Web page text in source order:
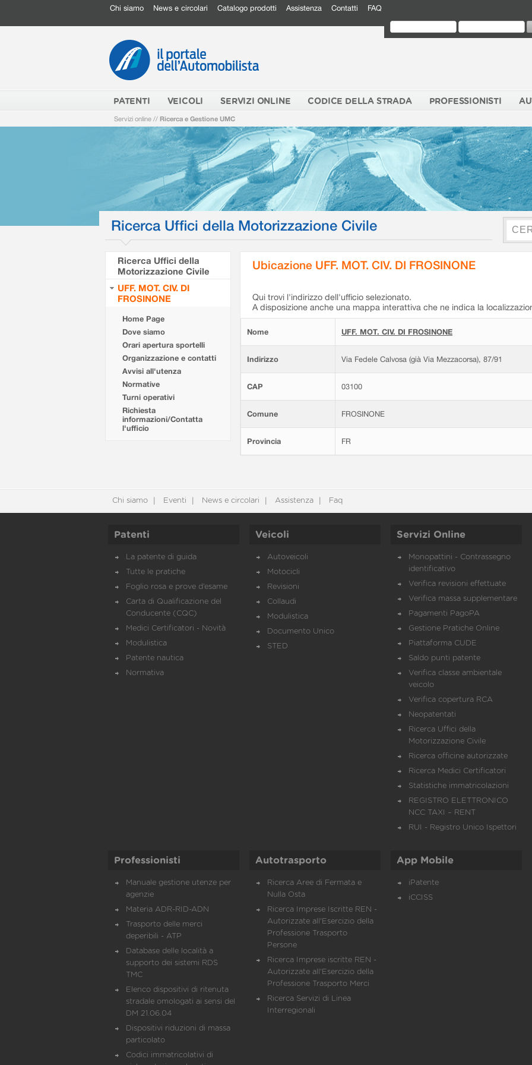
Chi siamo News e circolari Catalogo prodotti Assistenza Contatti FAQ
PATENTI VEICOLI SERVIZI ONLINE CODICE DELLA STRADA PROFESSIONISTI
Servizi online // Ricerca e Gestione UMC
Ricerca Uffici della Motorizzazione Civile
Ricerca Uffici della
Motorizzazione Civile
UFF. MOT. CIV. DI
FROSINONE
Home Page
Dove siamo
Orari apertura sportelli
Organizzazione e contatti
Avvisi all'utenza
Normative
Turni operativi
Richiesta
informazioni/Contatta
l'ufficio
Ubicazione UFF. MOT. CIV. DI FROSINONE
Qui trovi l'indirizzo dell'ufficio selezionato.
A disposizione anche una mappa interattiva che ne indica la
Nome UFF. MOT. CIV. DI FROSINONE
Indirizzo Via Fedele Calvosa (già Via Mezzacorsa), 87/91
CAP 03100
Comune FROSINONE
Provincia FR
Chi siamo Eventi News e circolari Assistenza Faq
Patenti
La patente di guida
Tutte le pratiche
Foglio rosa e prove d’esame
Carta di Qualificazione del
Conducente (CQC)
Medici Certificatori - Novità
Modulistica
Patente nautica
Normativa
Veicoli
Autoveicoli
Motocicli
Revisioni
Collaudi
Modulistica
Documento Unico
STED
Servizi Online
Monopattini - Contrassegno
identificativo
Verifica revisioni effettuate
Verifica massa supplementare
Pagamenti PagoPA
Gestione Pratiche Online
Piattaforma CUDE
Saldo punti patente
Verifica classe ambientale
veicolo
Verifica copertura RCA
Neopatentati
Ricerca Uffici della
Motorizzazione Civile
Ricerca officine autorizzate
Ricerca Medici Certificatori
Statistiche immatricolazioni
REGISTRO ELETTRONICO
NCC TAXI – RENT
RUI - Registro Unico Ispettori
Professionisti
Manuale gestione utenze per
agenzie
Materia ADR-RID-ADN
Trasporto delle merci
deperibili - ATP
Database delle località a
supporto dei sistemi RDS
TMC
Elenco dispositivi di ritenuta
stradale omologati ai sensi del
DM 21.06.04
Dispositivi riduzioni di massa
particolato
Codici immatricolativi di
Autotrasporto
Ricerca Aree di Fermata e
Nulla Osta
Ricerca Imprese Iscritte REN -
Autorizzate all'Esercizio della
Professione Trasporto
Persone
Ricerca Imprese iscritte REN -
Autorizzate all'Esercizio della
Professione Trasporto Merci
Ricerca Servizi di Linea
Interregionali
App Mobile
iPatente
iCCISS